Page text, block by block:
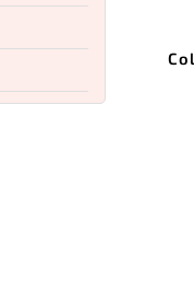
Master Hunter San